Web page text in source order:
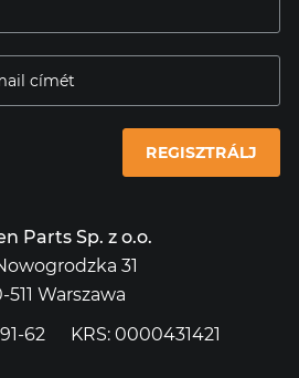
REGISZTRÁLJ
Parts Sp. z o.o.
31
511 Warszawa
62
KRS: 0000431421